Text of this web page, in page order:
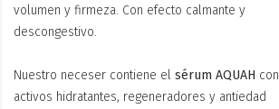
volumen y firmeza. Con efecto calmante y
descongestivo.
Nuestro neceser contiene el sérum AQUAH con
activos hidratantes, regeneradores y antiedad